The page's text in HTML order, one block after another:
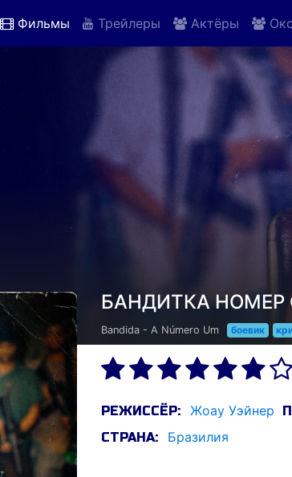
Фильмы Трейлеры Актёры
БАНДИТКА НОМЕР
Bandida - A Número Um боевик
РЕЖИССЁР: Жоау Уэйнер
СТРАНА: Бразилия